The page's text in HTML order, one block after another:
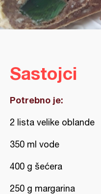
Sastojci
Potrebno je:
2 lista velike oblande
350 ml vode
400 g šećera
250 g margarina